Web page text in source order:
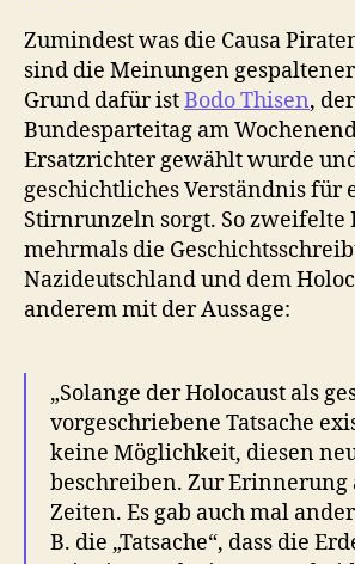
Zumindest was die Causa
sind die Meinungen
Grund dafür istBodo Thisen,
Bundesparteitag am
Ersatzrichter gewählt wurde
geschichtliches Verständnis für
Stirnrunzeln sorgt. So zweifelte
mehrmals die
Nazideutschland und dem
anderem mit der Aussage:
„Solange der Holocaust als
vorgeschriebene Tatsache
keine Möglichkeit, diesen
beschreiben. Zur Erinnerung
Zeiten. Es gab auch mal
B. die „Tatsache“, dass die